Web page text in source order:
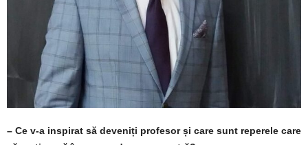
– Ce v-a inspirat să deveniți profesor și care sunt reperele care